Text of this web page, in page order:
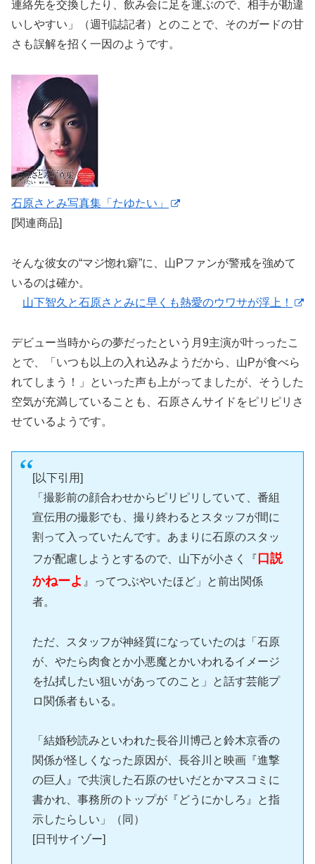
連絡先を交換したり、飲み会に足を運ぶので、相手が勘違
いしやすい」（週刊誌記者）とのことで、そのガードの甘
さも誤解を招く一因のようです。
石原さとみ写真集「たゆたい」
[関連商品]
そんな彼女の“マジ惚れ癖”に、山Pファンが警戒を強めて
いるのは確か。
山下智久と石原さとみに早くも熱愛のウワサが浮上！
デビュー当時からの夢だったという月9主演が叶っったこ
とで、「いつも以上の入れ込みようだから、山Pが食べら
れてしまう！」といった声も上がってましたが、そうした
空気が充満していることも、石原さんサイドをピリピリさ
せているようです。
[以下引用]
「撮影前の顔合わせからピリピリしていて、番組
宣伝用の撮影でも、撮り終わるとスタッフが間に
割って入っていたんです。あまりに石原のスタッ
フが配慮しようとするので、山下が小さく『口説
かねーよ 』ってつぶやいたほど」と前出関係
者。
ただ、スタッフが神経質になっていたのは「石原
が、やたら肉食とか小悪魔とかいわれるイメージ
を払拭したい狙いがあってのこと」と話す芸能プ
ロ関係者もいる。
「結婚秒読みといわれた長谷川博己と鈴木京香の
関係が怪しくなった原因が、長谷川と映画『進撃
の巨人』で共演した石原のせいだとかマスコミに
書かれ、事務所のトップが『どうにかしろ』と指
示したらしい」（同）
[日刊サイゾー]